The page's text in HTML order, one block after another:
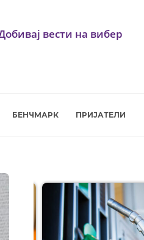
вести на вибер
БЕНЧМАРК ПРИЈАТЕЛИ